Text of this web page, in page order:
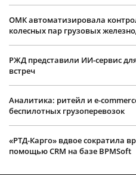
ОМК автоматизировала
колесных пар грузовых
РЖД представили ИИ-сервис
встреч
Аналитика: ритейл и e-
беспилотных грузоперевозок
«РТД-Карго» вдвое сократила
помощью CRM на базе BPMSoft